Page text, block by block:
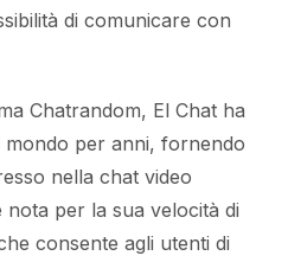
di comunicare con
Chatrandom, El Chat ha
per anni, fornendo
nella chat video
per la sua velocità di
consente agli utenti di